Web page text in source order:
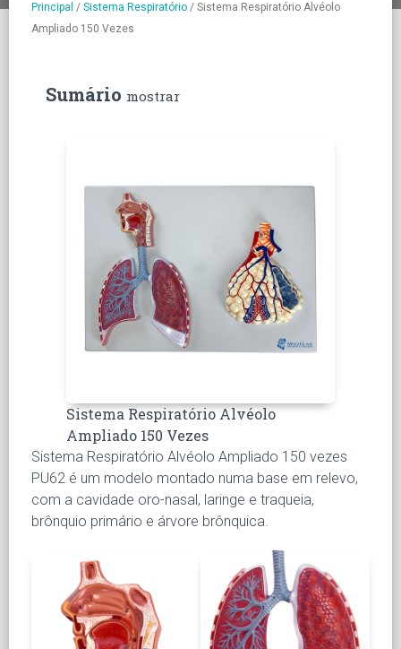
Principal / Sistema Respiratório / Sistema Respiratório Alvéolo
Ampliado 150 Vezes
Sumário mostrar
Sistema Respiratório Alvéolo
Ampliado 150 Vezes
Sistema Respiratório Alvéolo Ampliado 150 vezes
PU62 é um modelo montado numa base em relevo,
com a cavidade oro-nasal, laringe e traqueia,
brônquio primário e árvore brônquica.